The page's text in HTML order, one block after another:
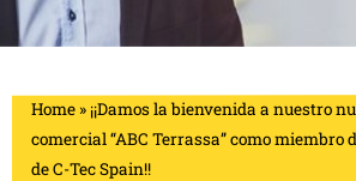
Home » ¡¡Damos la bienvenida a nuestro
comercial “ABC Terrassa” como miembro
de C-Tec Spain!!